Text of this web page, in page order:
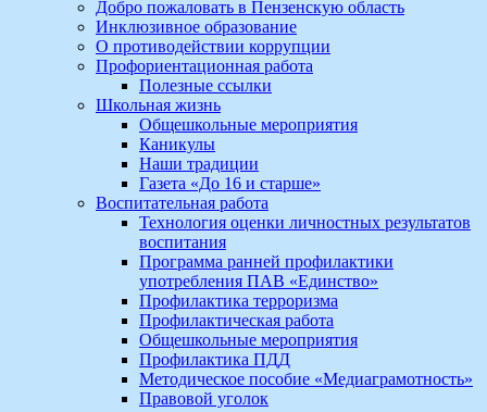
Добро пожаловать в Пензенскую область
Инклюзивное образование
О противодействии коррупции
Профориентационная работа
Полезные ссылки
Школьная жизнь
Общешкольные мероприятия
Каникулы
Наши традиции
Газета «До 16 и старше»
Воспитательная работа
Технология оценки личностных результатов
воспитания
Программа ранней профилактики
употребления ПАВ «Единство»
Профилактика терроризма
Профилактическая работа
Общешкольные мероприятия
Профилактика ПДД
Методическое пособие «Медиаграмотность»
Правовой уголок